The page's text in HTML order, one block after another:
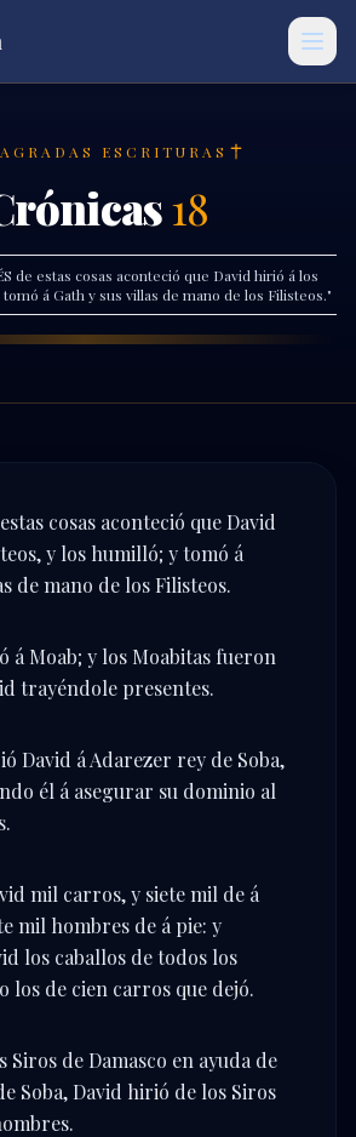
ESCRITURAS
18
de estas cosas aconteció que David hirió á los
á Gath y sus villas de mano de los Filisteos."
cosas aconteció que David
y los humilló; y tomó á
de mano de los Filisteos.
á Moab; y los Moabitas fueron
trayéndole presentes.
David á Adarezer rey de Soba,
él á asegurar su dominio al
mil carros, y siete mil de á
mil hombres de á pie: y
los caballos de todos los
los de cien carros que dejó.
Siros de Damasco en ayuda de
Soba, David hirió de los Siros